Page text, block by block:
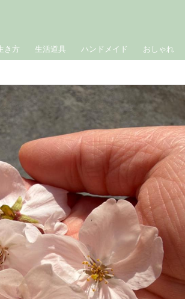
き方 生活道具 ハンドメイド おしゃれ